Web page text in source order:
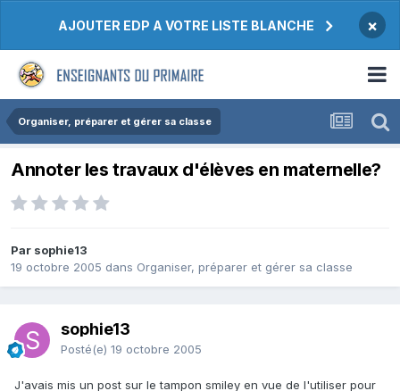
AJOUTER EDP A VOTRE LISTE BLANCHE ×
Organiser, préparer et gérer sa classe
Annoter les travaux d'élèves en maternelle?
Par sophie13
19 octobre 2005 dans Organiser, préparer et gérer sa classe
sophie13
Posté(e) 19 octobre 2005
J'avais mis un post sur le tampon smiley en vue de l'utiliser pour